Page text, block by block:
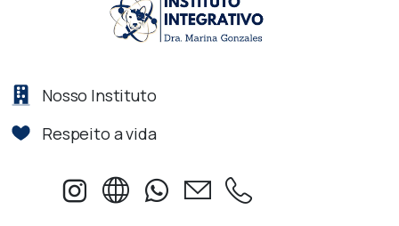
Nosso Instituto
Respeito a vida